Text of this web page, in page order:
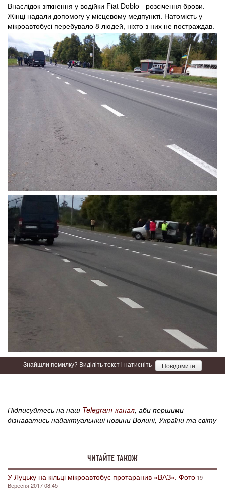
Внаслідок зіткнення у водійки Fiat Doblo - розсічення брови.
Жінці надали допомогу у місцевому медпункті. Натомість у
мікроавтобусі перебувало 8 людей, ніхто з них не постраждав.
Знайшли помилку? Виділіть текст і натисніть Повідомити
Підписуйтесь на наш Telegram-канал, аби першими
дізнаватись найактуальніші новини Волині, України та світу
ЧИТАЙТЕ ТАКОЖ
У Луцьку на кільці мікроавтобус протаранив «ВАЗ». Фото 19
Вересня 2017 08:45